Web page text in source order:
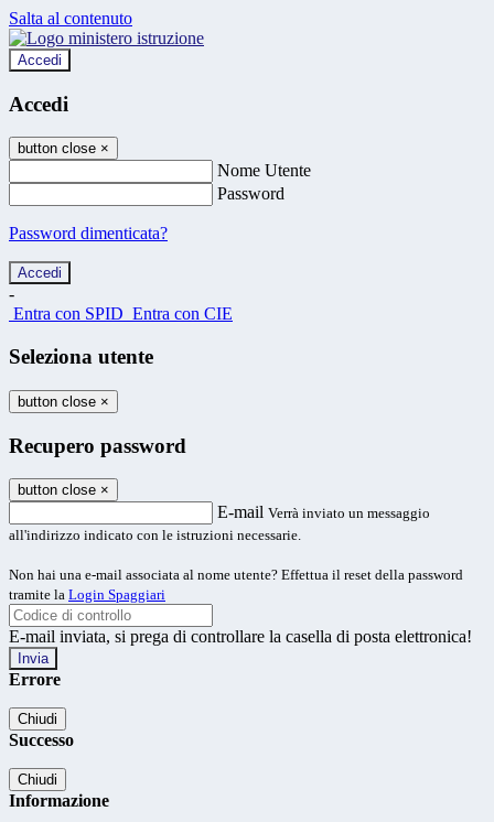
Salta al contenuto
Accedi
Accedi
button close ×
Nome Utente
Password
Password dimenticata?
-
Entra con SPID Entra con CIE
Seleziona utente
button close ×
Recupero password
button close ×
E-mail Verrà inviato un messaggio
all'indirizzo indicato con le istruzioni necessarie.
Non hai una e-mail associata al nome utente? Effettua il reset della password
tramite la Login Spaggiari
E-mail inviata, si prega di controllare la casella di posta elettronica!
Errore
Chiudi
Successo
Chiudi
Informazione